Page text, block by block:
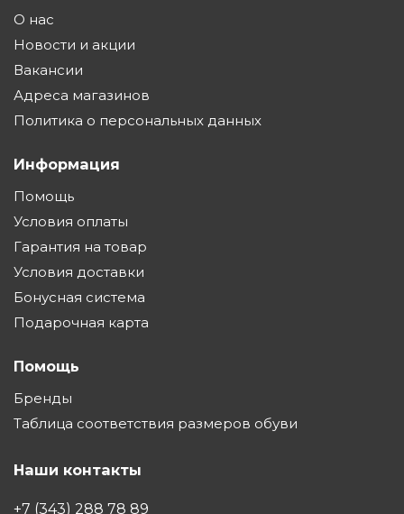
О нас
Новости и акции
Вакансии
Адреса магазинов
Политика о персональных данных
Информация
Помощь
Условия оплаты
Гарантия на товар
Условия доставки
Бонусная система
Подарочная карта
Помощь
Бренды
Таблица соответствия размеров обуви
Наши контакты
+7 (343) 288 78 89